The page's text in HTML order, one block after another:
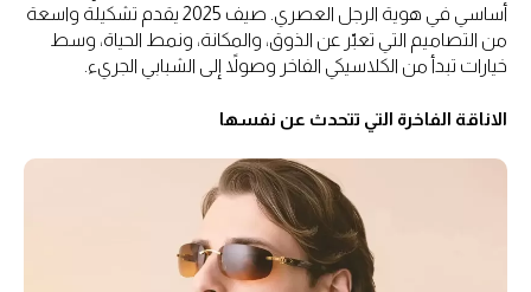
أساسي في هوية الرجل العصري. صيف 2025 يقدم تشكيلة واسعة
من التصاميم التي تعبّر عن الذوق، والمكانة، ونمط الحياة، وسط
خيارات تبدأ من الكلاسيكي الفاخر وصولاً إلى الشبابي الجريء.
الاناقة الفاخرة التي تتحدث عن نفسها